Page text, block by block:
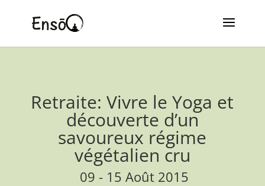
Retraite: Vivre le Yoga et
découverte d’un
savoureux régime
végétalien cru
09 - 15 Août 2015